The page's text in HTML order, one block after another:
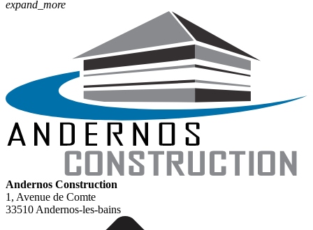
expand_more
Andernos Construction
1, Avenue de Comte
33510 Andernos-les-bains